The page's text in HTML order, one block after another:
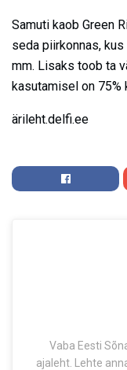
Samuti kaob Green
seda piirkonnas,
mm. Lisaks toob ta
kasutamisel on
ärileht.delfi.ee
Vaba Eesti
ajaleht. Lehte